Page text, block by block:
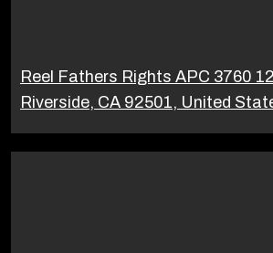
Reel Fathers Rights APC 3760
Riverside, CA 92501, United